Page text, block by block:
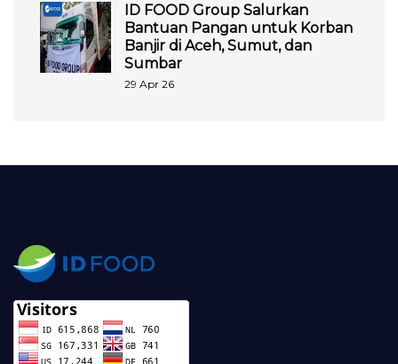
ID FOOD Group Salurkan
Bantuan Pangan untuk Korban
Banjir di Aceh, Sumut, dan
Sumbar
29 Apr 26